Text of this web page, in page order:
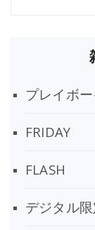
プレイボー
FRIDAY
FLASH
デジタル